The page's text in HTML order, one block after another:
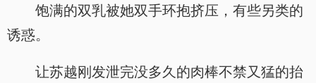
饱满的双乳被她双手环抱挤压，有些另类的
诱惑。
让苏越刚发泄完没多久的肉棒不禁又猛的抬